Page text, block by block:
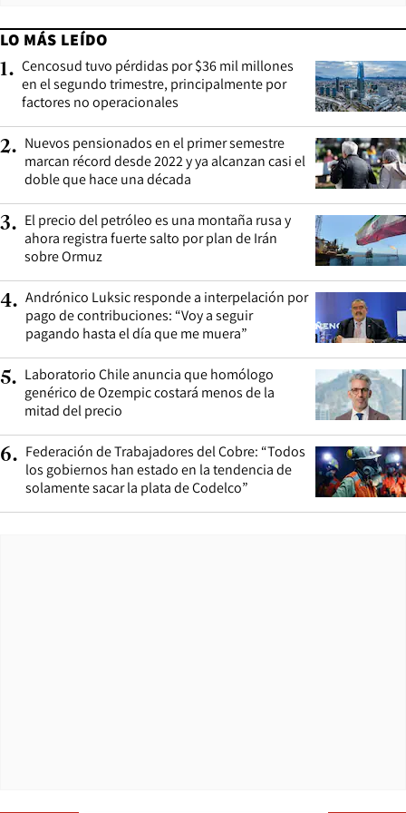
LO MÁS LEÍDO
1. Cencosud tuvo pérdidas por $36 mil millones
en el segundo trimestre, principalmente por
factores no operacionales
2. Nuevos pensionados en el primer semestre
marcan récord desde 2022 y ya alcanzan casi el
doble que hace una década
3. El precio del petróleo es una montaña rusa y
ahora registra fuerte salto por plan de Irán
sobre Ormuz
4. Andrónico Luksic responde a interpelación por
pago de contribuciones: “Voy a seguir
pagando hasta el día que me muera”
5. Laboratorio Chile anuncia que homólogo
genérico de Ozempic costará menos de la
mitad del precio
6. Federación de Trabajadores del Cobre: “Todos
los gobiernos han estado en la tendencia de
solamente sacar la plata de Codelco”